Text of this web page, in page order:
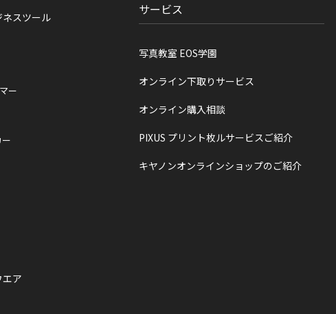
スツール
ー
ア
サービス
写真教室 EOS学園
オンライン下取りサービス
オンライン購入相談
PIXUS プリント枚ルサービスご紹介
キヤノンオンラインショップのご紹介